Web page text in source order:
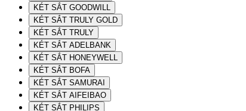
KÉT SẮT GOODWILL
KÉT SẮT TRULY GOLD
KÉT SẮT TRULY
KÉT SẮT ADELBANK
KÉT SẮT HONEYWELL
KÉT SẮT BOFA
KÉT SẮT SAMURAI
KÉT SẮT AIFEIBAO
KÉT SẮT PHILIPS